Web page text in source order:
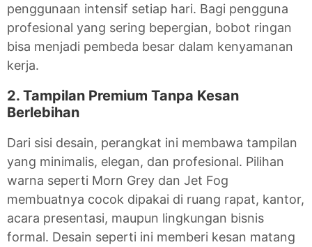
penggunaan intensif setiap hari. Bagi pengguna
profesional yang sering bepergian, bobot ringan
bisa menjadi pembeda besar dalam kenyamanan
kerja.
2. Tampilan Premium Tanpa Kesan
Berlebihan
Dari sisi desain, perangkat ini membawa tampilan
yang minimalis, elegan, dan profesional. Pilihan
warna seperti Morn Grey dan Jet Fog
membuatnya cocok dipakai di ruang rapat, kantor,
acara presentasi, maupun lingkungan bisnis
formal. Desain seperti ini memberi kesan matang